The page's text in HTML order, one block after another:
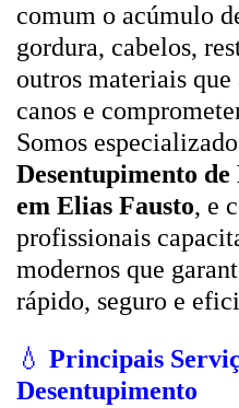
comum o acúmulo
gordura, cabelos,
outros materiais
canos e
Somos
Desentupimento
em Elias Fausto, e
profissionais
modernos que
rápido, seguro e
💧 Principais
Desentupimento